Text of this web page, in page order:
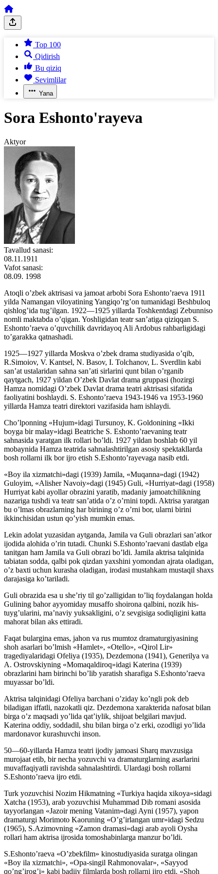
Top 100
Qidirish
Bu qiziq
Sevimlilar
Yana
Sora Eshonto'rayeva
Aktyor
Tavallud sanasi:
08.11.1911
Vafot sanasi:
08.09. 1998
Atoqli o’zbek aktrisasi va jamoat arbobi Sora Eshonto’raeva 1911
yilda Namangan viloyatining Yangiqo’rg’on tumanidagi Beshbuloq
qishlog’ida tug’ilgan. 1922—1925 yillarda Toshkentdagi Zebunniso
nomli maktabda o’qigan. Yoshligidan teatr san’atiga qiziqqan S.
Eshonto’raeva o’quvchilik davridayoq Ali Ardobus rahbarligidagi
to’garakka qatnashadi.
1925—1927 yillarda Moskva o’zbek drama studiyasida o’qib,
R.Simoiov, V. Kantsel, N. Basov, I. Tolchanov, L. Sverdlin kabi
san’at ustalaridan sahna san’ati sirlarini qunt bilan o’rganib
qaytgach, 1927 yildan O’zbek Davlat drama gruppasi (hozirgi
Hamza nomidagi O’zbek Davlat drama teatri aktrisasi sifatida
faoliyatini boshlaydi. S. Eshonto’raeva 1943-1946 va 1953-1960
yillarda Hamza teatri direktori vazifasida ham ishlaydi.
Cho’lponning «Hujum»idagi Tursunoy, K. Goldonining «Ikki
boyga bir malay»idagi Beatriche S. Eshonto’raevaning teatr
sahnasida yaratgan ilk rollari bo’ldi. 1927 yildan boshlab 60 yil
mobaynida Hamza teatrida sahnalashtirilgan asosiy spektakllarda
bosh rollarni ilk bor ijro etish S.Eshonto’rayevaga nasib etdi.
«Boy ila xizmatchi»dagi (1939) Jamila, «Muqanna»dagi (1942)
Guloyim, «Alisher Navoiy»dagi (1945) Guli, «Hurriyat»dagi (1958)
Hurriyat kabi ayollar obrazini yaratib, madaniy jamoatchilikning
nazariga tushdi va teatr san’atida o’z o’rnini topdi. Aktrisa yaratgan
bu o’lmas obrazlarning har birining o’z o’rni bor, ularni birini
ikkinchisidan ustun qo’yish mumkin emas.
Lekin adolat yuzasidan aytganda, Jamila va Guli obrazlari san’atkor
ijodida alohida o’rin tutadi. Chunki S.Eshonto’raevani dastlab elga
tanitgan ham Jamila va Guli obrazi bo’ldi. Jamila aktrisa talqinida
tabiatan sodda, qalbi pok qizdan yaxshini yomondan ajrata oladigan,
o’z baxti uchun kurasha oladigan, irodasi mustahkam mustaqil shaxs
darajasiga ko’tariladi.
Guli obrazida esa u she’riy til go’zalligidan to’liq foydalangan holda
Gulining bahor ayyomiday musaffo shoirona qalbini, nozik his-
tuyg’ularini, ma’naviy yuksakligini, o’z sevgisiga sodiqligini katta
mahorat bilan aks ettiradi.
Faqat bulargina emas, jahon va rus mumtoz dramaturgiyasining
shoh asarlari bo’lmish «Hamlet», «Otello», «Qirol Lir»
tragediyalaridagi Ofeliya (1935), Dezdemona (1941), Generilya va
A. Ostrovskiyning «Momaqaldiroq»idagi Katerina (1939)
obrazlarini ham birinchi bo’lib yaratish sharafiga S.Eshonto’raeva
muyassar bo’ldi.
Aktrisa talqinidagi Ofeliya barchani o’ziday ko’ngli pok deb
biladigan iffatli, nazokatli qiz. Dezdemona xarakterida nafosat bilan
birga o’z maqsadi yo’lida qat’iylik, shijoat belgilari mavjud.
Katerina oddiy, soddadil, shu bilan birga o’z erki, ozodligi yo’lida
mardonavor kurashuvchi inson.
50—60-yillarda Hamza teatri ijodiy jamoasi Sharq mavzusiga
murojaat etib, bir necha yozuvchi va dramaturglarning asarlarini
muvaffaqiyatli ravishda sahnalashtirdi. Ulardagi bosh rollarni
S.Eshonto’raeva ijro etdi.
Turk yozuvchisi Nozim Hikmatning «Turkiya haqida xikoya»sidagi
Xatcha (1953), arab yozuvchisi Muhammad Dib romani asosida
tayyorlangan «Jazoir mening Vatanim»dagi Ayni (1957), yapon
dramaturgi Morimoto Kaoruning «O’g’irlangan umr»idagi Sedzu
(1965), S.Azimovning «Zamon dramasi»dagi arab ayoli Oysha
rollari ham aktrisa ijrosida tomoshabinlarga manzur bo’ldi.
S.Eshonto’raeva «O’zbekfilm» kinostudiyasida suratga olingan
«Boy ila xizmatchi», «Opa-singil Rahmonovalar», «Sayyod
qo’ng’irog’i» kabi badiiy filmlarda bosh rollarni ijro etdi. «Shoh